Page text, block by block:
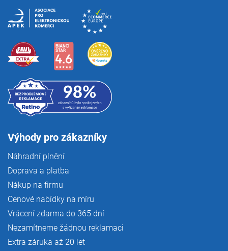
Výhody pro zákazníky
Náhradní plnění
Doprava a platba
Nákup na firmu
Cenové nabídky na míru
Vrácení zdarma do 365 dní
Nezamítneme žádnou reklamaci
Extra záruka až 20 let